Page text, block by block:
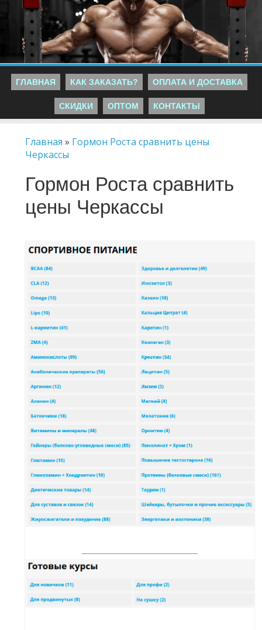
ГЛАВНАЯ КАК ЗАКАЗАТЬ? ОПЛАТА И ДОСТАВКА
СКИДКИ ОПТОМ КОНТАКТЫ
Главная » Гормон Роста сравнить цены
Черкассы
Гормон Роста сравнить
цены Черкассы